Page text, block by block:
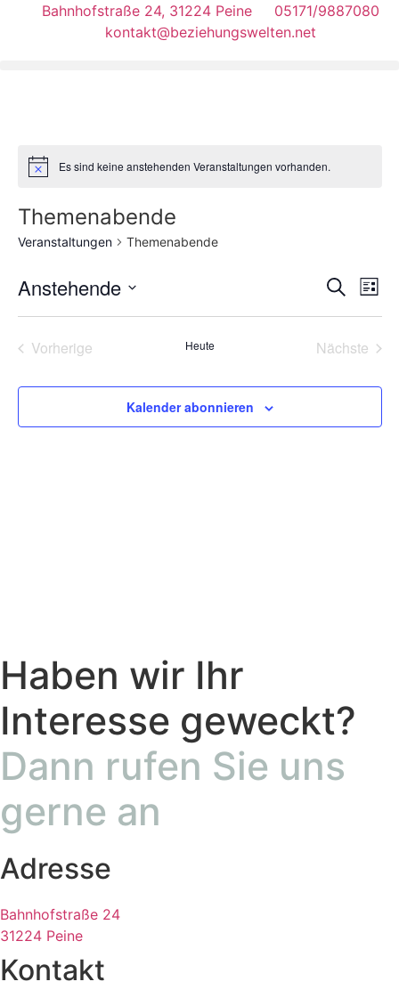
Bahnhofstraße 24, 31224 Peine
05171/9887080
kontakt@beziehungswelten.net
Es sind keine anstehenden Veranstaltungen vorhanden.
Themenabende
Veranstaltungen Themenabende
und
SucheListe
Anstehende
wählen.
VorherigeVeranstaltungenHeute Nächste
Kalender abonnieren
Haben wir Ihr
Interesse geweckt?
Dann rufen Sie uns
gerne an
Adresse
Bahnhofstraße 24
31224 Peine
Kontakt